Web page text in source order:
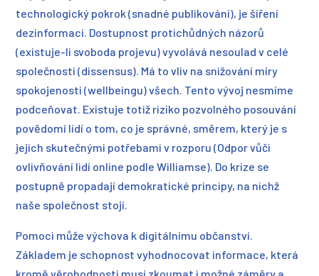
technologický pokrok (snadné publikování), je šíření
dezinformací. Dostupnost protichůdných názorů
(existuje-li svoboda projevu) vyvolává nesoulad v celé
společnosti (dissensus). Má to vliv na snižování míry
spokojenosti (wellbeingu) všech. Tento vývoj nesmíme
podceňovat. Existuje totiž riziko pozvolného posouvání
povědomí lidí o tom, co je správné, směrem, který je s
jejich skutečnými potřebami v rozporu (Odpor vůči
ovlivňování lidí online podle Williamse). Do krize se
postupně propadají demokratické principy, na nichž
naše společnost stojí.
Pomoci může výchova k digitálnímu občanství.
Základem je schopnost vyhodnocovat informace, která